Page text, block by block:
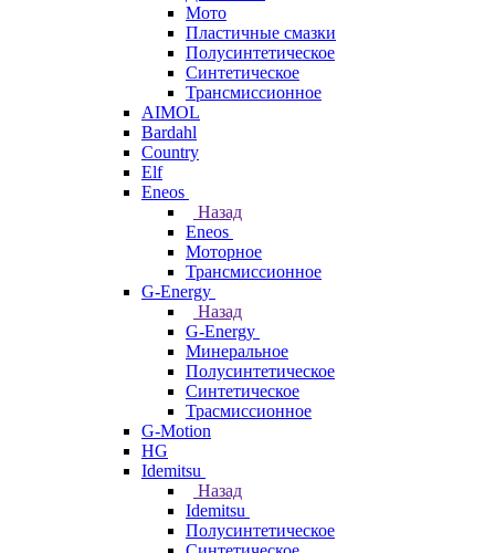
Мото
Пластичные смазки
Полусинтетическое
Синтетическое
Трансмиссионное
AIMOL
Bardahl
Country
Elf
Eneos
Назад
Eneos
Моторное
Трансмиссионное
G-Energy
Назад
G-Energy
Минеральное
Полусинтетическое
Синтетическое
Трасмиссионное
G-Motion
HG
Idemitsu
Назад
Idemitsu
Полусинтетическое